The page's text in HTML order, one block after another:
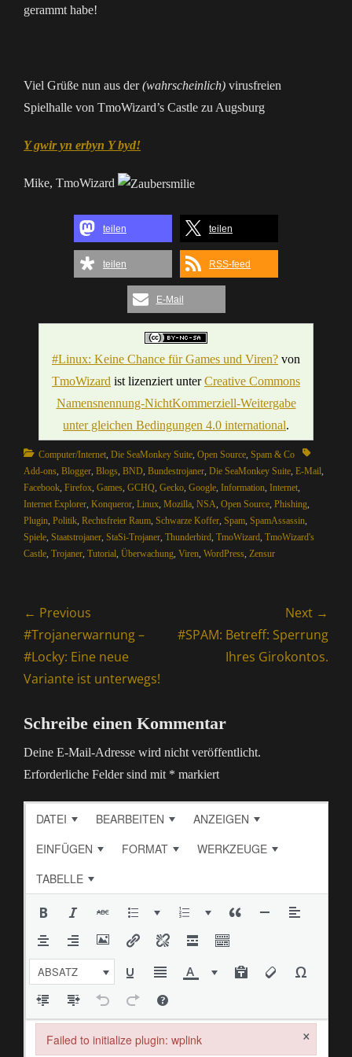
gerammt habe!
Viel Grüße nun aus der(wahrscheinlich) virusfreien
Spielhalle von TmoWizard’s Castle zu Augsburg
Y gwir yn erbyn Y byd!
Mike, TmoWizard
teilen teilen
teilen RSS-feed
E-Mail
#Linux: Keine Chance für Games und Viren? von
TmoWizard ist lizenziert unterCreative Commons
Namensnennung-NichtKommerziell-Weitergabe
unter gleichen Bedingungen 4.0 international.
Categories
Computer/Internet, Die SeaMonkey Suite, Open Source, Spam & Co
Tags
Add-ons, Blogger, Blogs, BND, Bundestrojaner, Die SeaMonkey Suite, E-Mail,
Facebook, Firefox, Games, GCHQ, Gecko, Google, Information, Internet,
Internet Explorer, Konqueror, Linux, Mozilla, NSA, Open Source, Phishing,
Plugin, Politik, Rechtsfreier Raum, Schwarze Koffer, Spam, SpamAssassin,
Spiele, Staatstrojaner, StaSi-Trojaner, Thunderbird, TmoWizard, TmoWizard's
Castle, Trojaner, Tutorial, Überwachung, Viren, WordPress, Zensur
Beitragsnavigation
← Previous
Previous
post:
#Trojanerwarnung –
#Locky: Eine neue
Variante ist unterwegs!
Next →
Next
#SPAM: Betreff: Sperrung
Ihres Girokontos.
Schreibe einen Kommentar
Deine E-Mail-Adresse wird nicht veröffentlicht.
Erforderliche Felder sind mit * markiert
DATEI BEARBEITEN
ANZEIGEN
EINFÜGEN
FORMAT
WERKZEUGE
TABELLE
ABSATZ
Failed to initialize plugin: wplink ×